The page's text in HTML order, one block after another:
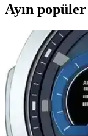
Ayın popüler